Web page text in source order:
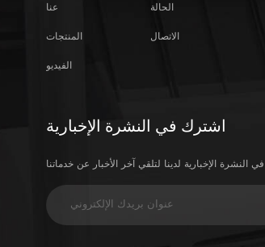
عنا
المنتجات
الفيديو
الحالة
الاتصال
اشترك في النشرة الإخبارية